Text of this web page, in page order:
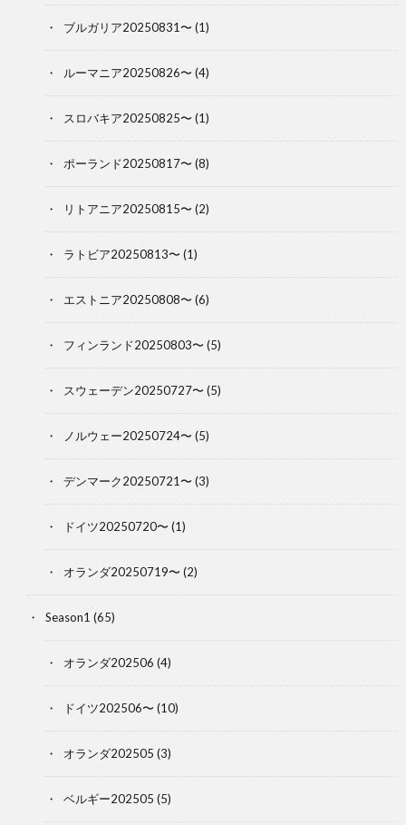
ブルガリア20250831〜 (1)
ルーマニア20250826〜 (4)
スロバキア20250825〜 (1)
ポーランド20250817〜 (8)
リトアニア20250815〜 (2)
ラトビア20250813〜 (1)
エストニア20250808〜 (6)
フィンランド20250803〜 (5)
スウェーデン20250727〜 (5)
ノルウェー20250724〜 (5)
デンマーク20250721〜 (3)
ドイツ20250720〜 (1)
オランダ20250719〜 (2)
Season1 (65)
オランダ202506 (4)
ドイツ202506〜 (10)
オランダ202505 (3)
ベルギー202505 (5)